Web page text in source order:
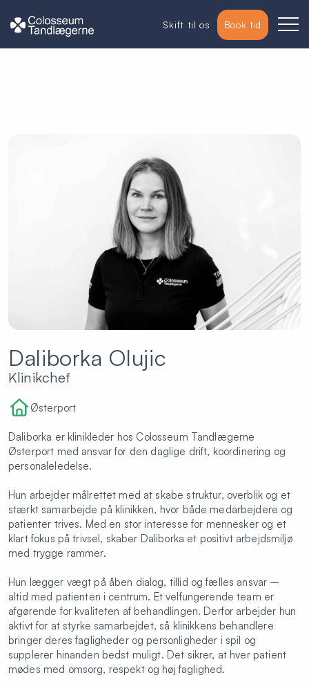
Daliborka Olujic
Klinikchef
Østerport
Daliborka er klinikleder hos Colosseum Tandlægerne
Østerport med ansvar for den daglige drift, koordinering og
personaleledelse.
Hun arbejder målrettet med at skabe struktur, overblik og et
stærkt samarbejde på klinikken, hvor både medarbejdere og
patienter trives. Med en stor interesse for mennesker og et
klart fokus på trivsel, skaber Daliborka et positivt arbejdsmiljø
med trygge rammer.
Hun lægger vægt på åben dialog, tillid og fælles ansvar –
altid med patienten i centrum. Et velfungerende team er
afgørende for kvaliteten af behandlingen. Derfor arbejder hun
aktivt for at styrke samarbejdet, så klinikkens behandlere
bringer deres fagligheder og personligheder i spil og
supplerer hinanden bedst muligt. Det sikrer, at hver patient
mødes med omsorg, respekt og høj faglighed.
Skift til os Book tid